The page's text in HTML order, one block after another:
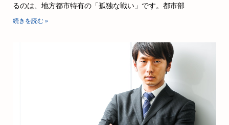
るのは、地方都市特有の「孤独な戦い」です。都市部
続きを読む »